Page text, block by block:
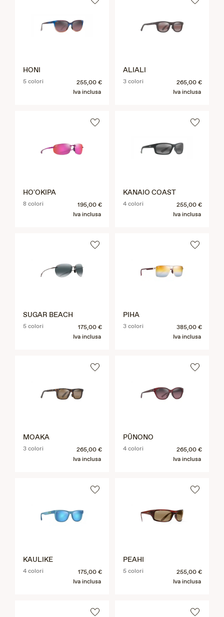
HONI
5 colori
255,00 €
Iva inclusa
ALIALI
3 colori
265,00 €
Iva inclusa
HO'OKIPA
8 colori
195,00 €
Iva inclusa
KANAIO COAST
4 colori
255,00 €
Iva inclusa
SUGAR BEACH
5 colori
175,00 €
Iva inclusa
PIHA
3 colori
385,00 €
Iva inclusa
MOAKA
3 colori
265,00 €
Iva inclusa
PŪNONO
4 colori
265,00 €
Iva inclusa
KAULIKE
4 colori
175,00 €
Iva inclusa
PEAHI
5 colori
255,00 €
Iva inclusa